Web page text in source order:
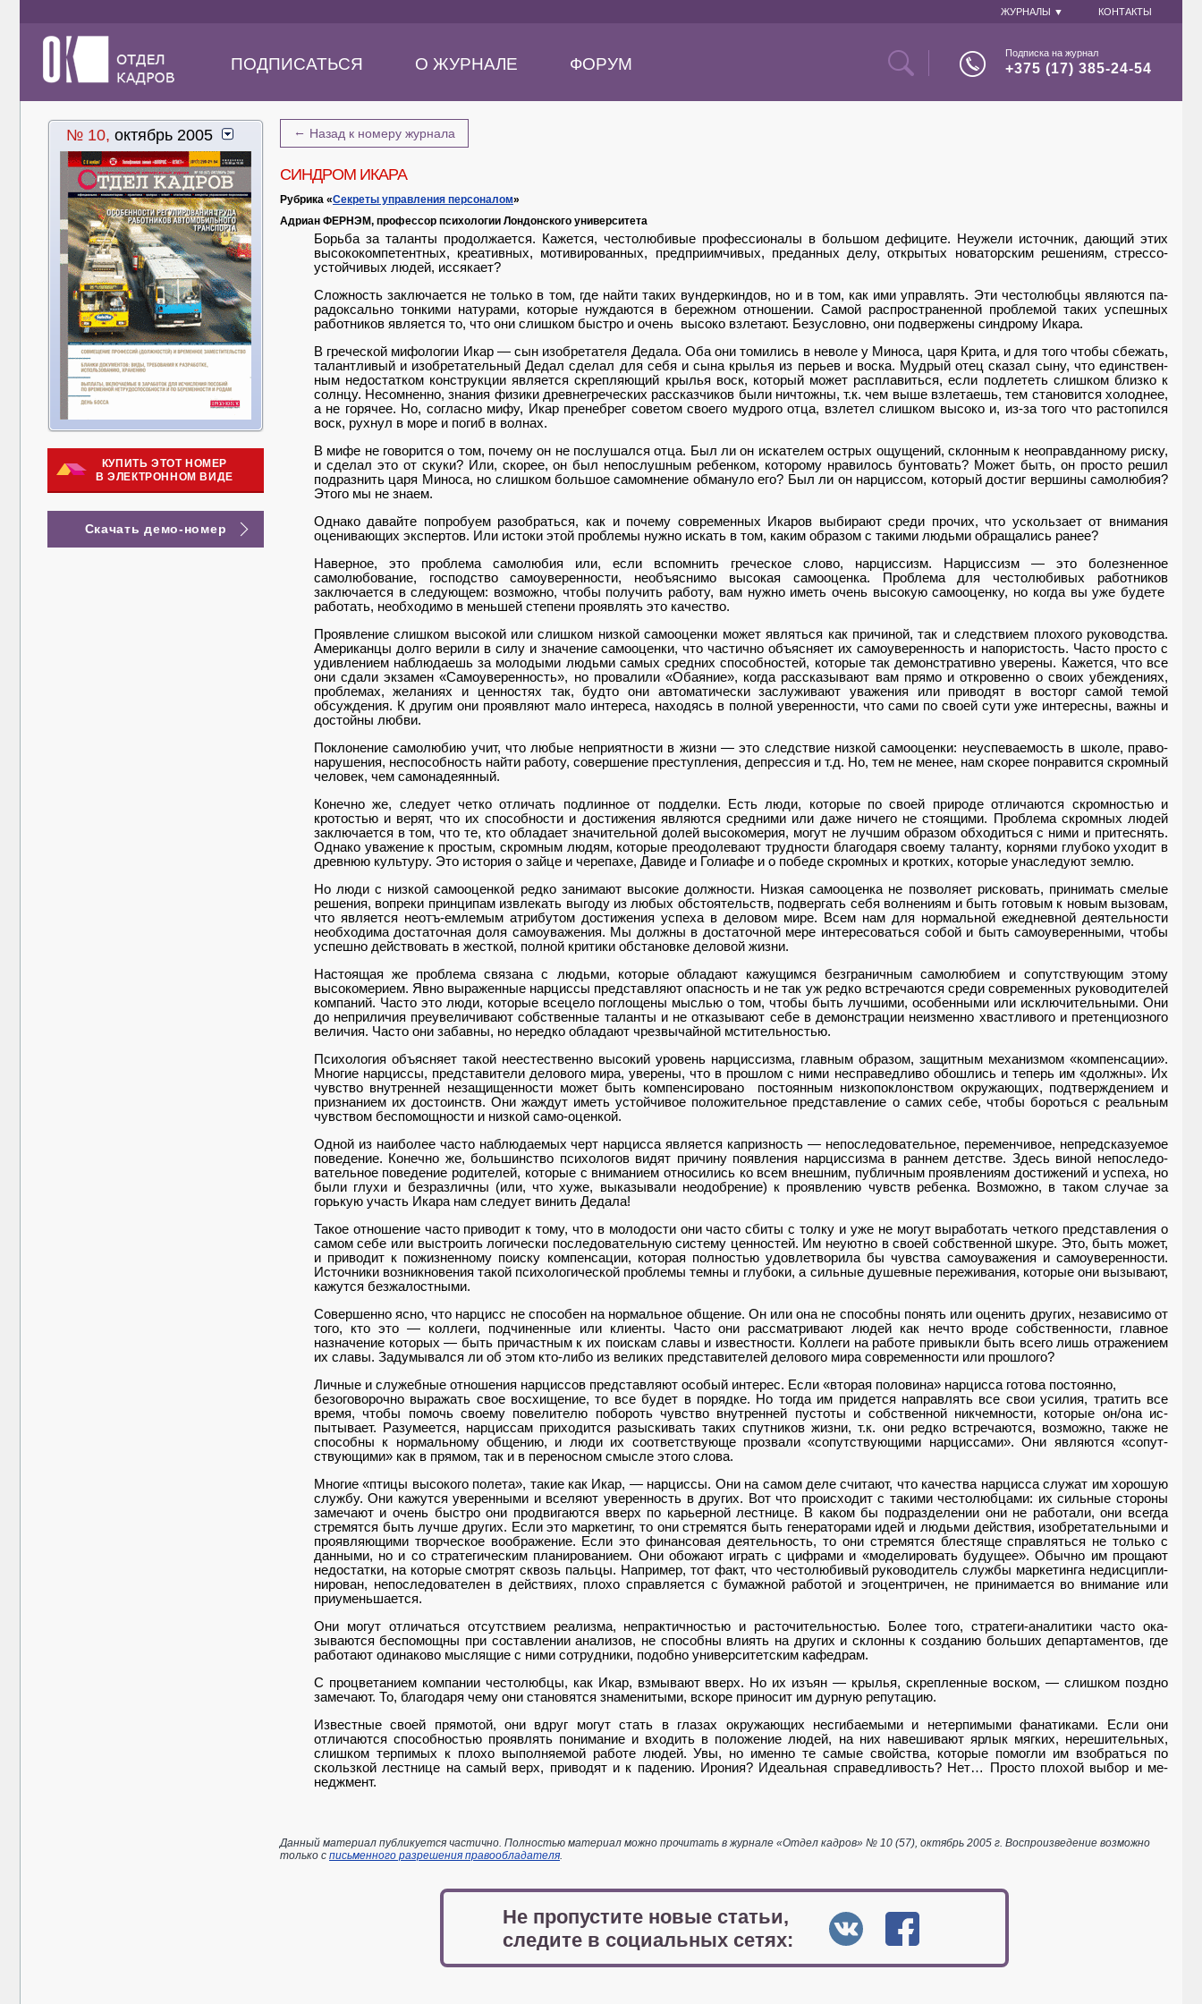
ЖУРНАЛЫ ▼ КОНТАКТЫ
ПОДПИСАТЬСЯ О ЖУРНАЛЕ ФОРУМ
Подписка на журнал
+375 (17) 385-24-54
№ 10, октябрь 2005
КУПИТЬ ЭТОТ НОМЕР
В ЭЛЕКТРОННОМ ВИДЕ
Скачать демо-номер
← Назад к номеру журнала
СИНДРОМ ИКАРА
Рубрика «Секреты управления персоналом»
Адриан ФЕРНЭМ, профессор психологии Лондонcкого университета
Борьба за таланты продолжается. Кажется, честолюбивые профес­сионалы в большом дефиците. Неужели источник, дающий этих
высококомпетентных, креативных, мотивированных, предприимчи­вых, преданных делу, открытых новаторским решениям, стрессо-
устойчивых людей, иссякает?
Сложность заключается не только в том, где найти таких вундеркин­дов, но и в том, как ими управлять. Эти честолюбцы являются па­
радоксально тонкими натурами, которые нуждаются в бережном отношении. Самой распространен­ной проблемой таких успешных
работников является то, что они слишком быстро и очень высоко взлетают. Безусловно, они подвер­жены синдрому Икара.
В греческой мифологии Икар — сын изобретателя Дедала. Оба они томились в неволе у Миноса, царя Крита, и для того чтобы сбежать,
талантливый и изобретательный Дедал сделал для себя и сына крылья из перьев и воска. Мудрый отец сказал сыну, что единствен­
ным недостатком конструкции является скрепляющий крылья воск, который может расплавиться, если подлететь слишком близко к
солнцу. Несомненно, знания физики древнегреческих рас­сказчиков были ничтожны, т.к. чем выше взлетаешь, тем становится холоднее,
а не горячее. Но, соглас­но мифу, Икар пренебрег советом своего мудрого отца, взлетел слишком высоко и, из-за того что растопился
воск, рухнул в море и погиб в волнах.
В мифе не говорится о том, почему он не послушался отца. Был ли он искателем острых ощущений, склонным к неоправданному ри­ску,
и сделал это от скуки? Или, скорее, он был непослушным ребенком, которому нравилось бунтовать? Может быть, он просто решил
подразнить царя Миноса, но слишком большое самомнение об­мануло его? Был ли он нарциссом, который достиг вершины самолю­бия?
Этого мы не знаем.
Однако давайте попробуем разо­браться, как и почему современ­ных Икаров выбирают среди про­чих, что ускользает от внимания
оценивающих экспертов. Или ис­токи этой проблемы нужно искать в том, каким образом с такими людьми обращались ранее?
Наверное, это проблема самолюбия или, если вспомнить греческое сло­во, нарциссизм. Нарциссизм — это болезненное
самолюбование, го­сподство самоуверенности, необъ­яснимо высокая самооценка. Про­блема для честолюбивых работ­ников
заключается в следующем: возможно, чтобы получить работу, вам нужно иметь очень высокую самооценку, но когда вы уже будете
работать, необходимо в меньшей степени проявлять это качество.
Проявление слишком высокой или слишком низкой самооценки мо­жет являться как причиной, так и следствием плохого руководства.
Американцы долго верили в силу и значение самооценки, что частич­но объясняет их самоуверенность и напористость. Часто просто с
удив­лением наблюдаешь за молодыми людьми самых средних способно­стей, которые так демонстративно уверены. Кажется, что все
они сда­ли экзамен «Самоуверенность», но провалили «Обаяние», когда рас­сказывают вам прямо и откровен­но о своих убеждениях,
проблемах, желаниях и ценностях так, будто они автоматически заслуживают уважения или приводят в восторг самой темой
обсуждения. К другим они проявляют мало интереса, на­ходясь в полной уверенности, что сами по своей сути уже интересны, важны и
достойны любви.
Поклонение самолюбию учит, что любые неприятности в жизни — это следствие низкой самооценки: неуспеваемость в школе, право­
нарушения, неспособность найти работу, совершение преступления, депрессия и т.д. Но, тем не менее, нам скорее понравится скромный
человек, чем самонадеянный.
Конечно же, следует четко от­личать подлинное от подделки. Есть люди, которые по своей при­роде отличаются скромностью и
кротостью и верят, что их способ­ности и достижения являются средними или даже ничего не стоящими. Проблема скромных людей
заключается в том, что те, кто обладает значительной долей высокомерия, могут не лучшим образом обходиться с ними и при­теснять.
Однако уважение к про­стым, скромным людям, которые преодолевают трудности благода­ря своему таланту, корнями глубо­ко уходит в
древнюю культуру. Это история о зайце и черепахе, Дави­де и Голиафе и о победе скромных и кротких, которые унаследуют землю.
Но люди с низкой самооценкой редко занимают высокие долж­ности. Низкая самооценка не позволяет рисковать, принимать смелые
решения, вопреки прин­ципам извлекать выгоду из любых обстоятельств, подвергать себя волнениям и быть готовым к но­вым вызовам,
что является неотъ-емлемым атрибутом достижения успеха в деловом мире. Всем нам для нормальной ежедневной деятельности
необходима доста­точная доля самоуважения. Мы должны в достаточной мере инте­ресоваться собой и быть самоуве­ренными, чтобы
успешно действо­вать в жесткой, полной критики обстановке деловой жизни.
Настоящая же проблема связа­на с людьми, которые обладают кажущимся безграничным само­любием и сопутствующим этому
высокомерием. Явно выраженные нарциссы представляют опасность и не так уж редко встречаются среди современных руководителей
компаний. Часто это люди, которые всецело поглощены мыслью о том, чтобы быть лучшими, особенными или исключительными. Они
до неприличия преувеличивают соб­ственные таланты и не отказывают себе в демонстрации неизменно хвастливого и претенциозного
величия. Часто они забавны, но нередко обладают чрезвычайной мстительностью.
Психология объясняет такой не­естественно высокий уровень нарциссизма, главным образом, защитным механизмом «ком­пенсации».
Многие нарциссы, представители делового мира, уверены, что в прошлом с ними несправедливо обошлись и теперь им «должны». Их
чувство внутрен­ней незащищенности может быть компенсировано постоянным низкопоклонством окружающих, подтверждением и
признанием их достоинств. Они жаждут иметь устойчивое положительное пред­ставление о самих себе, чтобы бороться с реальным
чувством беспомощности и низкой само-оценкой.
Одной из наиболее часто наблюда­емых черт нарцисса является ка­призность — непоследовательное, переменчивое, непредсказуемое
поведение. Конечно же, большин­ство психологов видят причину появления нарциссизма в раннем детстве. Здесь виной непоследо­
вательное поведение родителей, которые с вниманием относились ко всем внешним, публичным проявлениям достижений и успе­ха, но
были глухи и безразличны (или, что хуже, выказывали не­одобрение) к проявлению чувств ребенка. Возможно, в таком слу­чае за
горькую участь Икара нам следует винить Дедала!
Такое отношение часто приводит к тому, что в молодости они часто сбиты с толку и уже не могут вы­работать четкого представления о
самом себе или выстроить логи­чески последовательную систему ценностей. Им неуютно в своей собственной шкуре. Это, быть мо­жет,
и приводит к пожизненному поиску компенсации, которая пол­ностью удовлетворила бы чувства самоуважения и самоуверенности.
Источники возникновения такой психологической проблемы темны и глубоки, а сильные душевные переживания, которые они вызы­вают,
кажутся безжалостными.
Совершенно ясно, что нарцисс не способен на нормальное обще­ние. Он или она не способны по­нять или оценить других, незави­симо от
того, кто это — коллеги, подчиненные или клиенты. Часто они рассматривают людей как нечто вроде собственности, глав­ное
назначение которых — быть причастным к их поискам славы и известности. Коллеги на работе привыкли быть всего лишь отра­жением
их славы. Задумывался ли об этом кто-либо из великих представителей делового мира современности или прошлого?
Личные и служебные отношения нарциссов представляют особый интерес. Если «вторая половина» нарцисса готова постоянно,
безоговорочно выражать свое восхищение, то все будет в поряд­ке. Но тогда им придется направ­лять все свои усилия, тратить все
время, чтобы помочь своему по­велителю побороть чувство вну­тренней пустоты и собственной никчемности, которые он/она ис­
пытывает. Разумеется, нарциссам приходится разыскивать таких спутников жизни, т.к. они редко встречаются, возможно, также не
способны к нормальному обще­нию, и люди их соответствующе прозвали «сопутствующими нар­циссами». Они являются «сопут­
ствующими» как в прямом, так и в переносном смысле этого слова.
Многие «птицы высокого поле­та», такие как Икар, — нарциссы. Они на самом деле считают, что качества нарцисса служат им хо­рошую
службу. Они кажутся уве­ренными и вселяют уверенность в других. Вот что происходит с та­кими честолюбцами: их сильные стороны
замечают и очень бы­стро они продвигаются вверх по карьерной лестнице. В каком бы подразделении они не работали, они всегда
стремятся быть лучше других. Если это маркетинг, то они стремятся быть генераторами идей и людьми действия, изо­бретательными и
проявляющими творческое воображение. Если это финансовая деятельность, то они стремятся блестяще справ­ляться не только с
данными, но и со стратегическим планировани­ем. Они обожают играть с циф­рами и «моделировать будущее». Обычно им прощают
недостат­ки, на которые смотрят сквозь пальцы. Например, тот факт, что честолюбивый руководитель службы маркетинга недисципли­
нирован, непоследователен в действиях, плохо справляется с бумажной работой и эгоцентри­чен, не принимается во внимание или
приуменьшается.
Они могут отличаться отсутстви­ем реализма, непрактичностью и расточительностью. Более того, стратеги-аналитики часто ока­
зываются беспомощны при со­ставлении анализов, не способны влиять на других и склонны к соз­данию больших департаментов, где
работают одинаково мысля­щие с ними сотрудники, подобно университетским кафедрам.
С процветанием компании че­столюбцы, как Икар, взмывают вверх. Но их изъян — крылья, скрепленные воском, — слишком поздно
замечают. То, благодаря чему они становятся знамениты­ми, вскоре приносит им дурную репутацию.
Известные своей прямотой, они вдруг могут стать в глазах окружающих несгибаемыми и нетерпимыми фанатиками. Если они
отличаются способностью проявлять понимание и входить в положение людей, на них навеши­вают ярлык мягких, нерешитель­ных,
слишком терпимых к плохо выполняемой работе людей. Увы, но именно те самые свойства, которые помогли им взобраться по
скользкой лестнице на самый верх, приводят и к падению. Иро­ния? Идеальная справедливость? Нет… Просто плохой выбор и ме­
неджмент.
Данный материал публикуется частично. Полностью материал можно прочитать в журнале «Отдел кадров» № 10 (57), октябрь 2005 г. Воспроизведение возможно
только с письменного разрешения правообладателя.
Не пропустите новые статьи,
следите в социальных сетях: